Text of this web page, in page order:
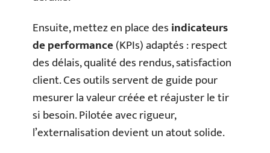
Ensuite, mettez en place desindicateurs
de performance(KPIs) adaptés : respect
des délais, qualité des rendus, satisfaction
client. Ces outils servent de guide pour
mesurer la valeur créée et réajuster le tir
si besoin. Pilotée avec rigueur,
l’externalisation devient un atout solide.